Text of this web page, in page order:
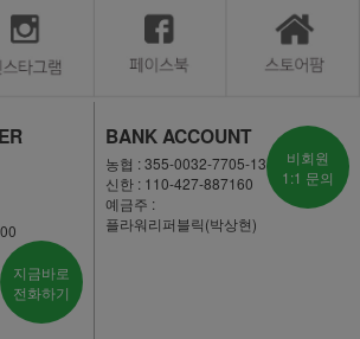
지금바로
전화하기
BANK ACCOUNT
농협 : 355-0032-7705-13
신한 : 110-427-887160
예금주 :
플라워리퍼블릭(박상현)
비회원
1:1 문의